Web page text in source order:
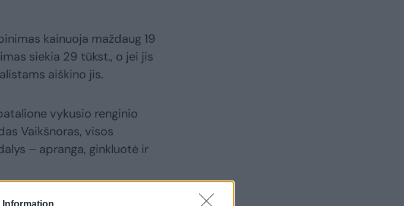
Information
kainuoja maždaug 19
siekia 29 tūkst., o jei jis
aiškino jis.
vykusio renginio
Vaikšnoras, visos
– apranga, ginkluotė ir